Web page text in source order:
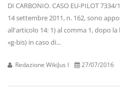
DI CARBONIO. CASO EU-PILOT
14 settembre 2011, n. 162, sono
all'articolo 14: 1) al comma 1, dopo
«g-bis) in caso di...
Redazione WikiJus I 27/07/2016